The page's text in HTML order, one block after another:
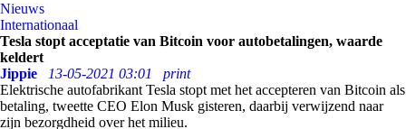
Nieuws
Internationaal
Tesla stopt acceptatie van Bitcoin voor autobetalingen, waarde
keldert
Jippie
13-05-2021 03:01
print
Elektrische autofabrikant Tesla stopt met het accepteren van Bitcoin als
betaling, tweette CEO Elon Musk gisteren, daarbij verwijzend naar
zijn bezorgdheid over het milieu.